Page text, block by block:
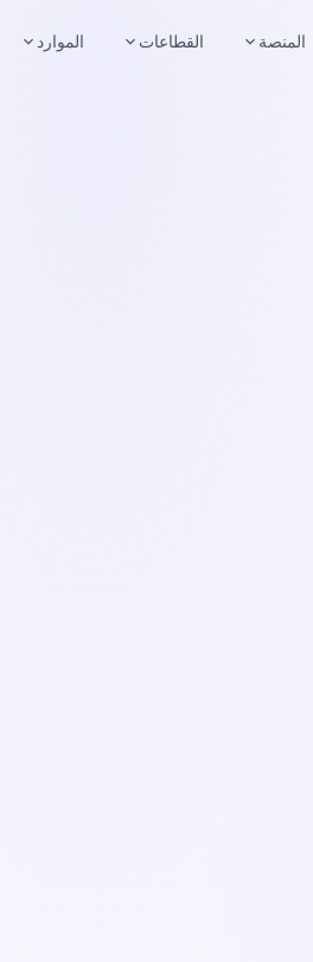
المنصة القطاعات الموارد